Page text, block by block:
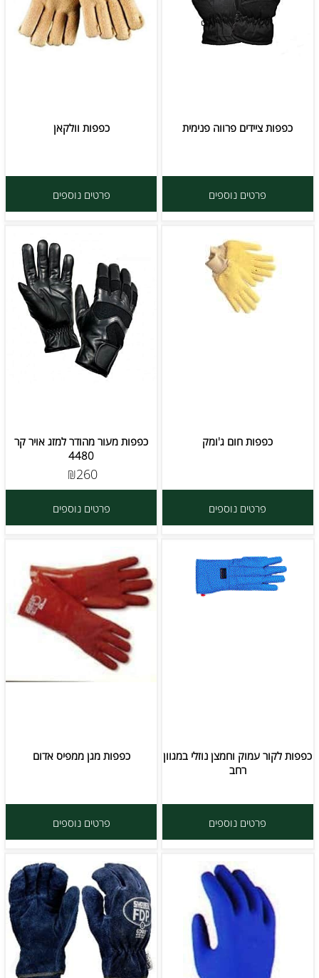
כפפות ציידים פרווה פנימית
פרטים נוספים
כפפות וולקאן
פרטים נוספים
כפפות חום ג'ומק
פרטים נוספים
כפפות מעור מהודר למזג אויר קר
4480
₪260
פרטים נוספים
כפפות לקור עמוק וחמצן נוזלי במגוון
רחב
פרטים נוספים
כפפות מגן ממפיס אדום
פרטים נוספים